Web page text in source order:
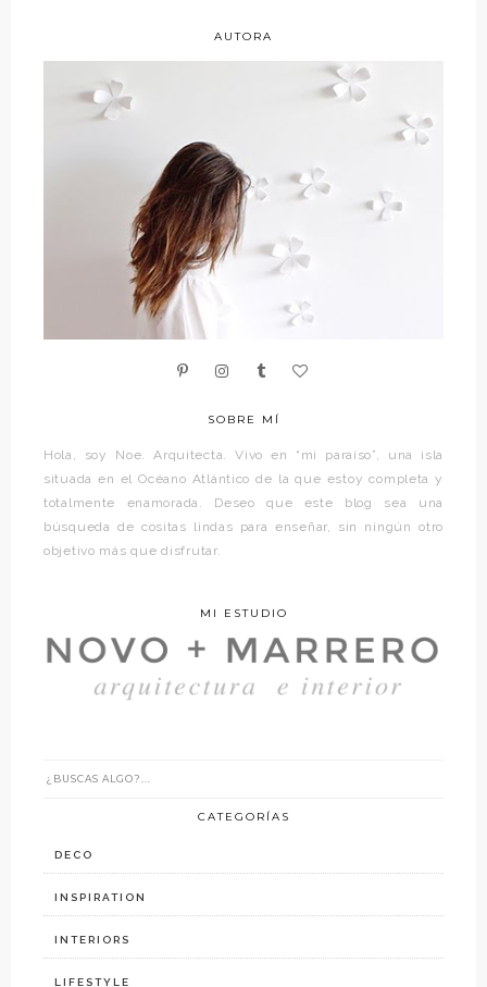
AUTORA
SOBRE MÍ
Hola, soy Noe. Arquitecta. Vivo en “mi paraíso”, una isla
situada en el Océano Atlántico de la que estoy completa y
totalmente enamorada. Deseo que este blog sea una
búsqueda de cositas lindas para enseñar, sin ningún otro
objetivo más que disfrutar.
MI ESTUDIO
CATEGORÍAS
DECO
INSPIRATION
INTERIORS
LIFESTYLE